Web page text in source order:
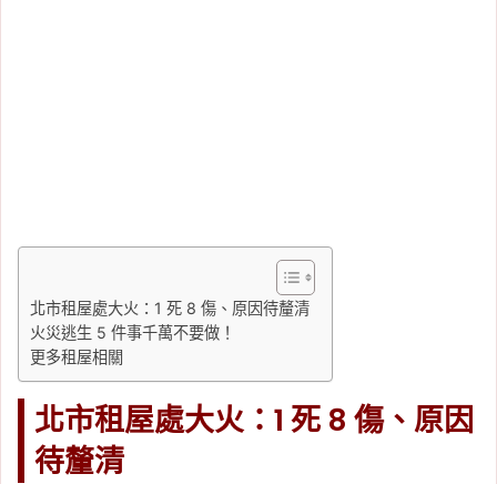
北市租屋處大火：1 死 8 傷、原因待釐清
火災逃生 5 件事千萬不要做！
更多租屋相關
北市租屋處大火：1 死 8 傷、原因
待釐清